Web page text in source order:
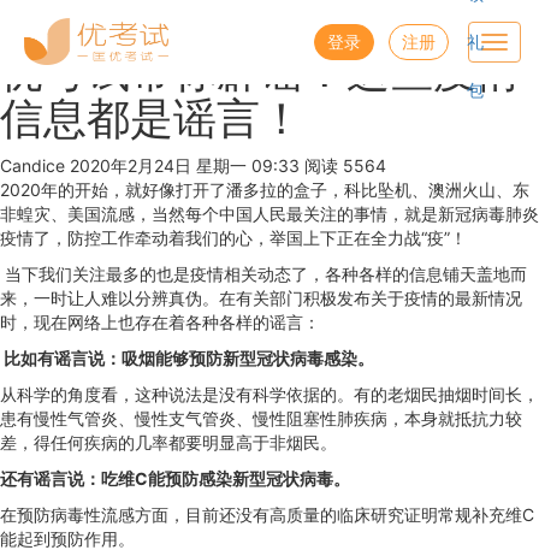
登录 注册 礼
包
优考试带你辟谣！这些疫情
信息都是谣言！
Candice 2020年2月24日 星期一 09:33 阅读 5564
2020年的开始，就好像打开了潘多拉的盒子，科比坠机、澳洲火山、东
非蝗灾、美国流感，当然每个中国人民最关注的事情，就是新冠病毒肺炎
疫情了，防控工作牵动着我们的心，举国上下正在全力战“疫”！
当下我们关注最多的也是疫情相关动态了，各种各样的信息铺天盖地而
来，一时让人难以分辨真伪。在有关部门积极发布关于疫情的最新情况
时，现在网络上也存在着各种各样的谣言：
比如有谣言说：吸烟能够预防新型冠状病毒感染。
从科学的角度看，这种说法是没有科学依据的。有的老烟民抽烟时间长，
患有慢性气管炎、慢性支气管炎、慢性阻塞性肺疾病，本身就抵抗力较
差，得任何疾病的几率都要明显高于非烟民。
还有谣言说：吃维C能预防感染新型冠状病毒。
在预防病毒性流感方面，目前还没有高质量的临床研究证明常规补充维C
能起到预防作用。